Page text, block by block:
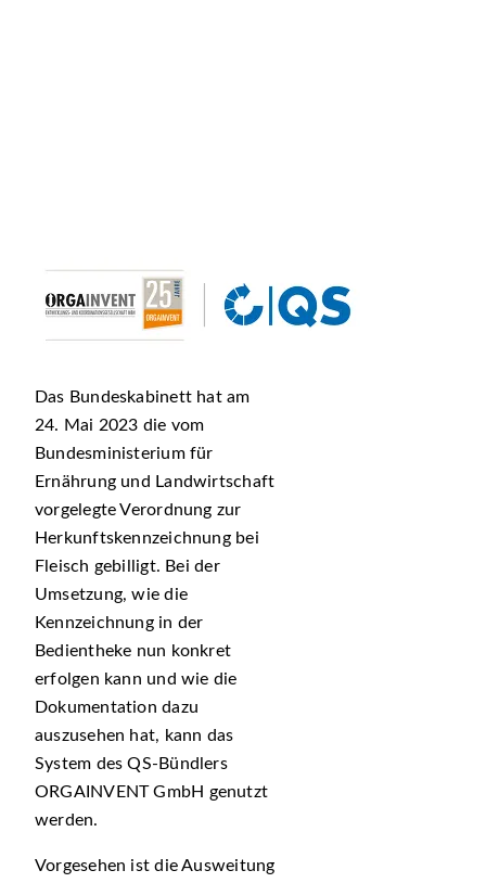
Das Bundeskabinett hat am
24. Mai 2023 die vom
Bundesministerium für
Ernährung und Landwirtschaft
vorgelegte Verordnung zur
Herkunftskennzeichnung bei
Fleisch gebilligt. Bei der
Umsetzung, wie die
Kennzeichnung in der
Bedientheke nun konkret
erfolgen kann und wie die
Dokumentation dazu
auszusehen hat, kann das
System des QS-Bündlers
ORGAINVENT GmbH genutzt
werden.
Vorgesehen ist die Ausweitung